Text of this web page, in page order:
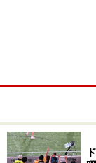
も選べます）
った具合に、
でも機能性の
ヶ月位まで赤